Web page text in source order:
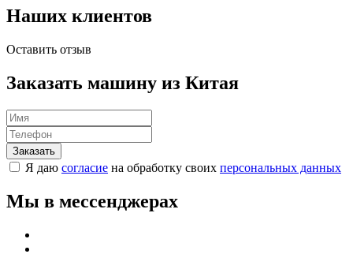
Наших клиентов
Оставить отзыв
Заказать машину из Китая
Я даю согласие на обработку своих персональных данных
Мы в мессенджерах